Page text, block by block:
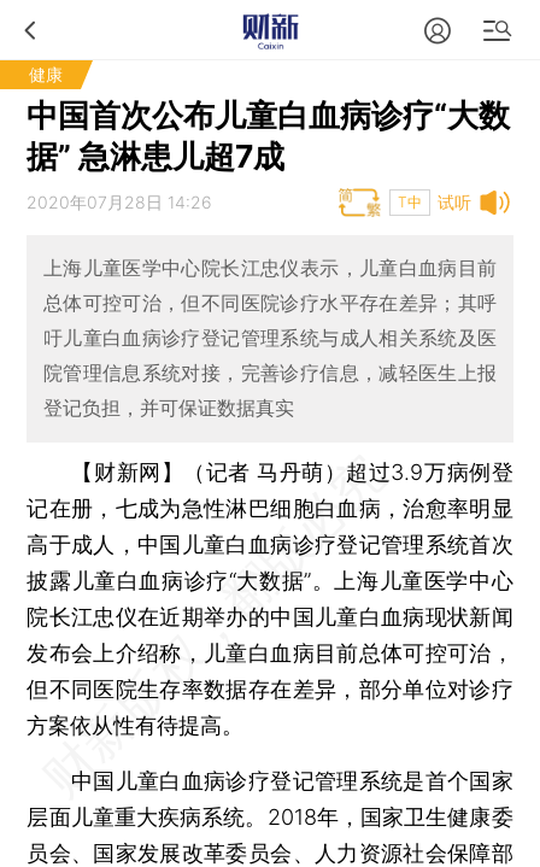
健康
中国首次公布儿童白血病诊疗“大数
据” 急淋患儿超7成
试听
2020年07月28日 14:26 T中
上海儿童医学中心院长江忠仪表示，儿童白血病目前
总体可控可治，但不同医院诊疗水平存在差异；其呼
吁儿童白血病诊疗登记管理系统与成人相关系统及医
院管理信息系统对接，完善诊疗信息，减轻医生上报
登记负担，并可保证数据真实
【财新网】（记者 马丹萌） 超过3.9万病例登
记在册，七成为急性淋巴细胞白血病，治愈率明显
高于成人，中国儿童白血病诊疗登记管理系统首次
披露儿童白血病诊疗“大数据”。上海儿童医学中心
院长江忠仪在近期举办的中国儿童白血病现状新闻
发布会上介绍称，儿童白血病目前总体可控可治，
但不同医院生存率数据存在差异，部分单位对诊疗
方案依从性有待提高。
中国儿童白血病诊疗登记管理系统是首个国家
层面儿童重大疾病系统。2018年，国家卫生健康委
员会、国家发展改革委员会、人力资源社会保障部